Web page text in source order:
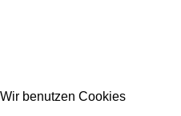
Wir benutzen Cookies